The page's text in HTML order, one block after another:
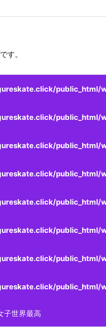
す。
public_html/
public_html/
public_html/
public_html/
public_html/
public_html/
public_html/
public_html/
子世界最高